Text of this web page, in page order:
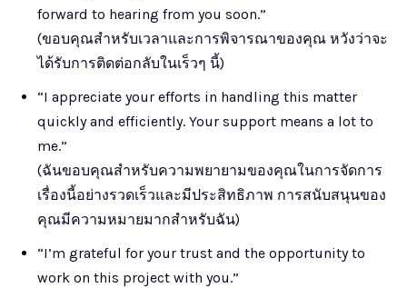
forward to hearing from you soon.”
(ขอบคุณสำหรับเวลาและการพิจารณาของคุณ หวังว่าจะ
ได้รับการติดต่อกลับในเร็วๆ นี้)
“I appreciate your efforts in handling this matter
quickly and efficiently. Your support means a lot to
me.”
(ฉันขอบคุณสำหรับความพยายามของคุณในการจัดการ
เรื่องนี้อย่างรวดเร็วและมีประสิทธิภาพ การสนับสนุนของ
คุณมีความหมายมากสำหรับฉัน)
“I’m grateful for your trust and the opportunity to
work on this project with you.”